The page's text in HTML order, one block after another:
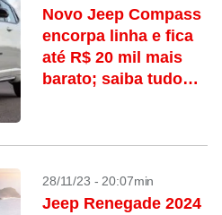
Novo Jeep Compass
encorpa linha e fica
até R$ 20 mil mais
barato; saiba tudo
28/11/23 - 20:07min
Jeep Renegade 2024